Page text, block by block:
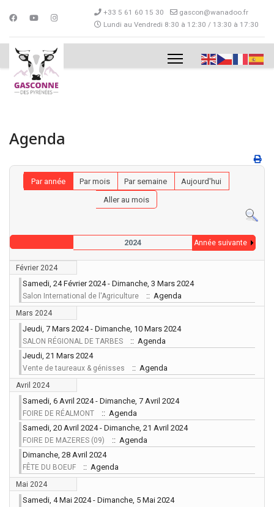
+33 5 61 60 15 30
gascon@wanadoo.fr
Lundi au Vendredi 8:30 à 12:30 / 13:30 à 17:30
Agenda
Par année Par mois Par semaine
Aujourd'hui
Aller au mois
2024 Année suivante
Février 2024
Samedi, 24 Février 2024 - Dimanche, 3 Mars 2024
Salon International de l'Agriculture :: Agenda
Mars 2024
Jeudi, 7 Mars 2024 - Dimanche, 10 Mars 2024
SALON RÉGIONAL DE TARBES
:: Agenda
Jeudi, 21 Mars 2024
Vente de taureaux & génisses :: Agenda
Avril 2024
Samedi, 6 Avril 2024 - Dimanche, 7 Avril 2024
FOIRE DE RÉALMONT
:: Agenda
Samedi, 20 Avril 2024 - Dimanche, 21 Avril 2024
FOIRE DE MAZERES (09)
:: Agenda
Dimanche, 28 Avril 2024
FÊTE DU BOEUF :: Agenda
Mai 2024
Samedi, 4 Mai 2024 - Dimanche, 5 Mai 2024